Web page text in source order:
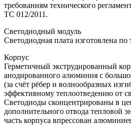
требованиям технического
ТС 012/2011.
Светодиодный модуль
Светодиодная плата изготовлена
Корпус
Герметичный экструдированный
анодированного алюминия с
(за счёт рёбер и волнообразных
эффективному теплоотведению от
Светодиоды сконцентрированы в
дополнительного отвода тепловой
часть корпуса впрессован